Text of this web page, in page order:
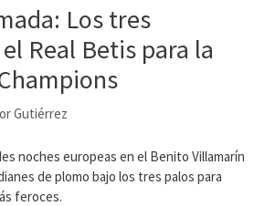
Los tres
Real Betis para la
Gutiérrez
noches europeas en el Benito Villamarín
de plomo bajo los tres palos para
feroces.